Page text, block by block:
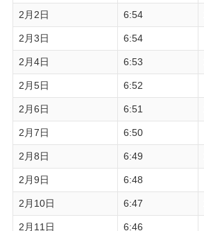
2月2日 6:54
2月3日 6:54
2月4日 6:53
2月5日 6:52
2月6日 6:51
2月7日 6:50
2月8日 6:49
2月9日 6:48
2月10日 6:47
2月11日 6:46